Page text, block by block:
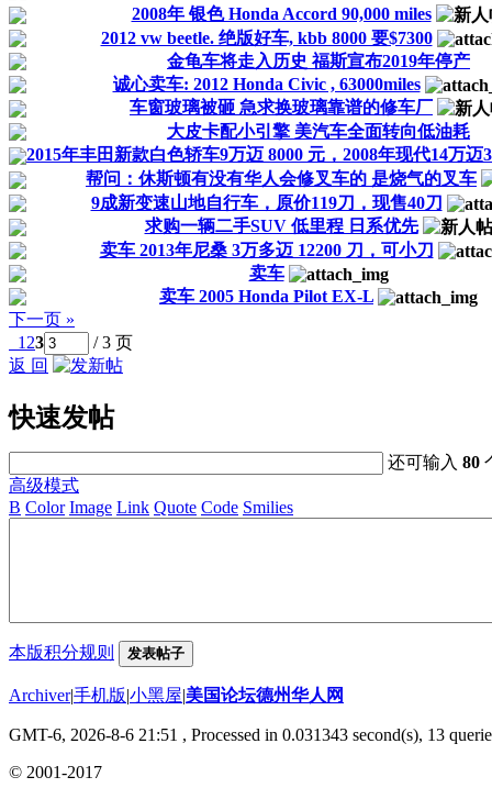
2008年 银色 Honda Accord 90,000 miles
2012 vw beetle. 绝版好车, kbb 8000 要$7300
金龟车将走入历史 福斯宣布2019年停产
诚心卖车: 2012 Honda Civic , 63000miles
车窗玻璃被砸 急求换玻璃靠谱的修车厂
大皮卡配小引擎 美汽车全面转向低油耗
2015年丰田新款白色轿车9万迈 8000 元，2008年现代14万迈
帮问：休斯顿有没有华人会修叉车的 是烧气的叉车
9成新变速山地自行车，原价119刀，现售40刀
求购一辆二手SUV 低里程 日系优先
卖车 2013年尼桑 3万多迈 12200 刀，可小刀
卖车
卖车 2005 Honda Pilot EX-L
下一页 »
1 23
/ 3 页
返 回
快速发帖
还可输入80
高级模式
B Color Image Link Quote Code Smilies
本版积分规则 发表帖子
Archiver|手机版|小黑屋|美国论坛德州华人网
GMT-6, 2026-8-6 21:51 , Processed in 0.031343 second(s), 13
© 2001-2017